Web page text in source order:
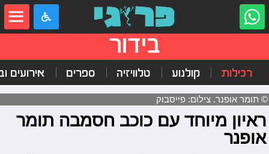
בידור
רכילות קולנוע טלוויזיה ספרים אירועים
© תומר אופנר. צילום: פייסבוק
ראיון מיוחד עם כוכב חסמבה תומר
אופנר